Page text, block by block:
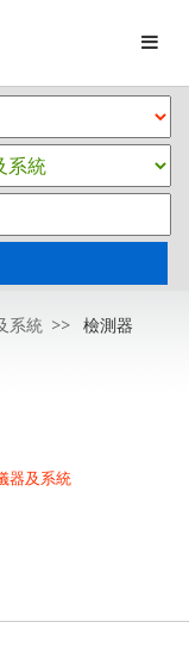
系統 檢測器
器及系統